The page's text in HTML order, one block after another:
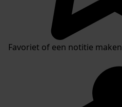
Favoriet of een notitie maken